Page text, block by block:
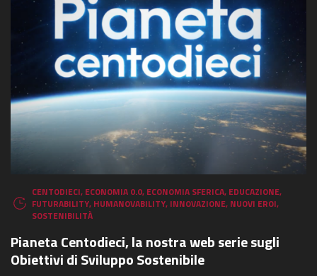
CENTODIECI, ECONOMIA 0.0, ECONOMIA SFERICA, EDUCAZIONE,
FUTURABILITY, HUMANOVABILITY, INNOVAZIONE, NUOVI EROI,
SOSTENIBILITÀ
Pianeta Centodieci, la nostra web serie sugli
Obiettivi di Sviluppo Sostenibile